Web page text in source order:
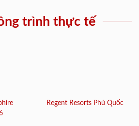
trình thực tế
Regent Resorts Phú Quốc